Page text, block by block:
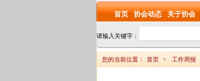
首页 协会动态 关于协会
请输入关键字：
您的当前位置： 首页 > 工作周报